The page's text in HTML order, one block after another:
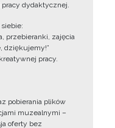
dydaktycznej.
przebieranki, zajęcia
dziękujemy!”
pracy.
pobierania plików
muzealnymi –
oferty bez